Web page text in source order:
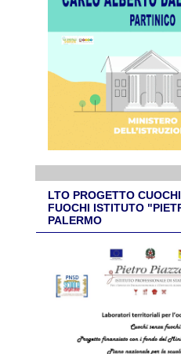
LTO PROGETTO
FUOCHI ISTITUTO
PALERMO